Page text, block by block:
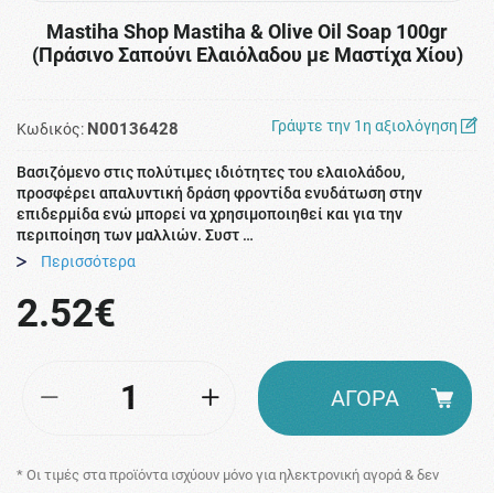
Mastiha Shop Mastiha & Olive Oil Soap 100gr
(Πράσινο Σαπούνι Ελαιόλαδου με Μαστίχα Χίου)
Κωδικός: N00136428 Γράψτε την 1η αξιολόγηση
Βασιζόμενο στις πολύτιμες ιδιότητες του ελαιολάδου,
προσφέρει απαλυντική δράση φροντίδα ενυδάτωση στην
επιδερμίδα ενώ μπορεί να χρησιμοποιηθεί και για την
περιποίηση των μαλλιών. Συστ …
Περισσότερα
2.52€
* Οι τιμές στα προϊόντα ισχύουν μόνο για ηλεκτρονική αγορά & δεν
ΑΓΟΡΑ